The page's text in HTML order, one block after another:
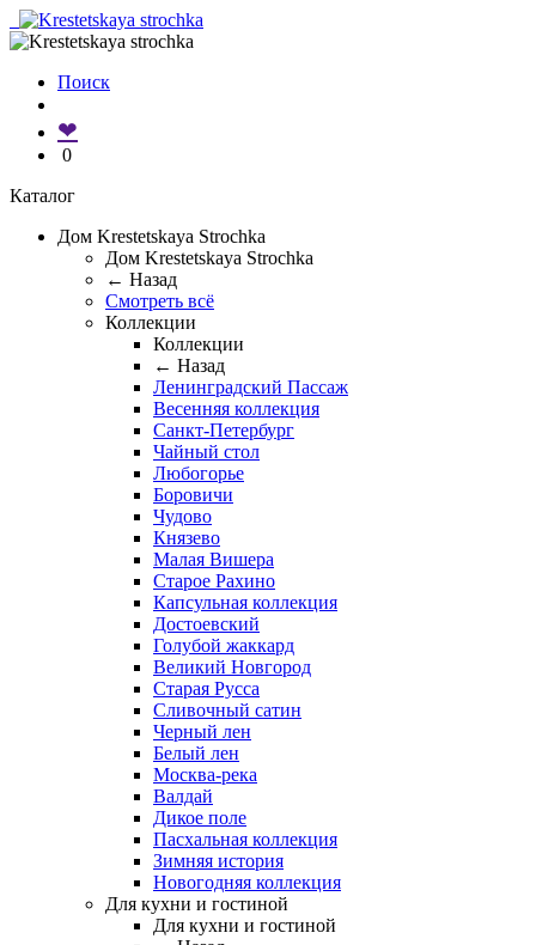
Поиск
❤
0
Каталог
Дом Krestetskaya Strochka
Дом Krestetskaya Strochka
← Назад
Смотреть всё
Коллекции
Коллекции
← Назад
Ленинградский Пассаж
Весенняя коллекция
Санкт-Петербург
Чайный стол
Любогорье
Боровичи
Чудово
Князево
Малая Вишера
Старое Рахино
Капсульная коллекция
Достоевский
Голубой жаккард
Великий Новгород
Старая Русса
Сливочный сатин
Черный лен
Белый лен
Москва-река
Валдай
Дикое поле
Пасхальная коллекция
Зимняя история
Новогодняя коллекция
Для кухни и гостиной
Для кухни и гостиной